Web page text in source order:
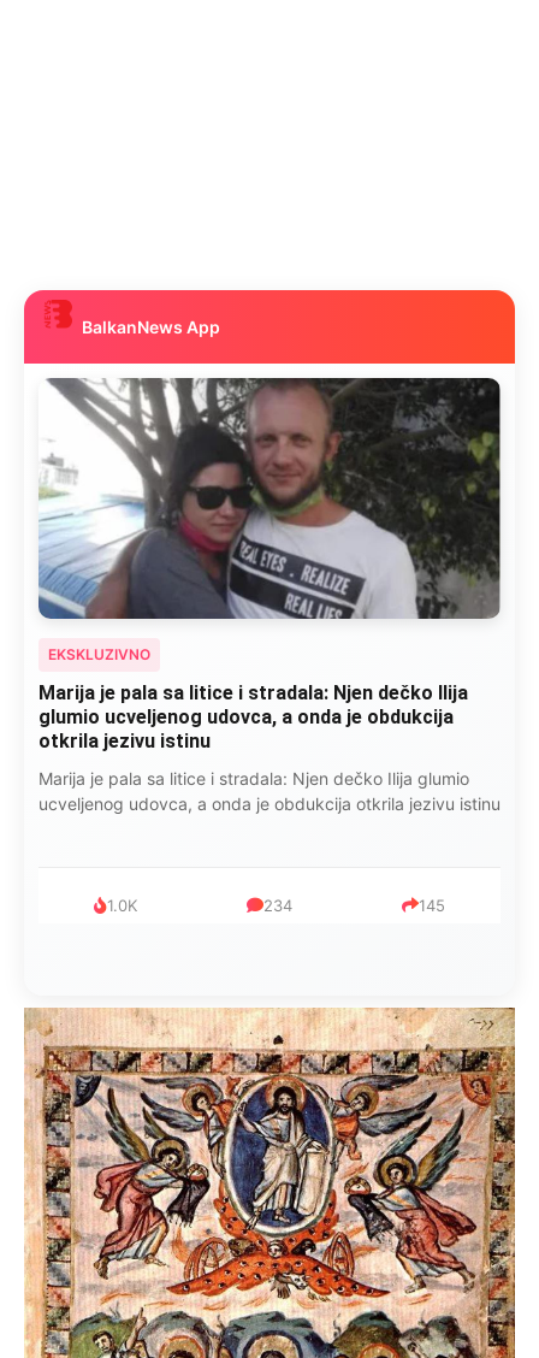
BalkanNews App
EKSKLUZIVNO
Marija je pala sa litice i stradala: Njen dečko Ilija
glumio ucveljenog udovca, a onda je obdukcija
otkrila jezivu istinu
Marija je pala sa litice i stradala: Njen dečko Ilija glumio
ucveljenog udovca, a onda je obdukcija otkrila jezivu istinu
1.0K 234 145